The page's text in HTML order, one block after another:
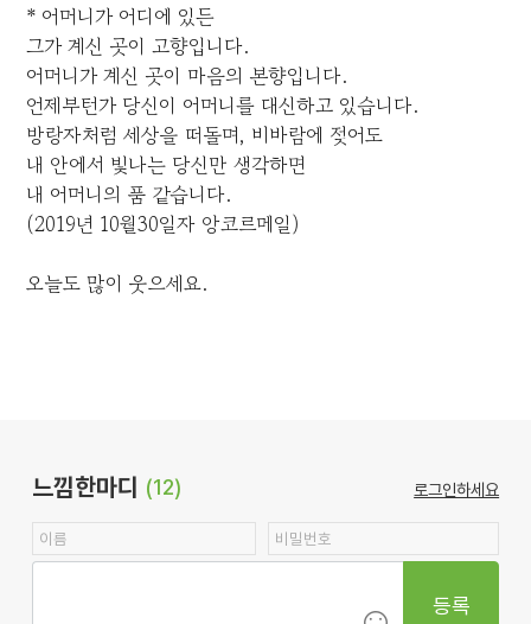
* 어머니가 어디에 있든
그가 계신 곳이 고향입니다.
어머니가 계신 곳이 마음의 본향입니다.
언제부턴가 당신이 어머니를 대신하고 있습니다.
방랑자처럼 세상을 떠돌며, 비바람에 젖어도
내 안에서 빛나는 당신만 생각하면
내 어머니의 품 같습니다.
(2019년 10월30일자 앙코르메일)
오늘도 많이 웃으세요.
느낌한마디 (12) 로그인하세요
등록